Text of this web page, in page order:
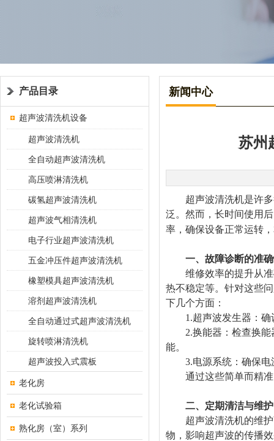
产品目录
超声波清洗机设备
超声波清洗机
全自动超声波清洗机
高压喷淋清洗机
碳氢超声波清洗机
超声波气相清洗机
电子行业超声波清洗机
五金冲压件超声波清洗机
橡塑模具超声波清洗机
溶剂超声波清洗机
全自动通过式超声波清洗机
旋转喷淋清洗机
超声波投入式震板
老化房
老化试验箱
熟化房（室）系列
新闻中心
苏州
超声波清洗机是许多
泛。然而，长时间使用
率，确保设备正常运转
一、故障诊断的准
维修效率的提升从准
热不稳定等。针对这些
下几个方面：
1.超声波发生器：确
2.换能器：检查换能
能。
3.电源系统：确保电
通过这些简单而精准
二、定期清洁与维护
超声波清洗机的维护
物，影响超声波的传播